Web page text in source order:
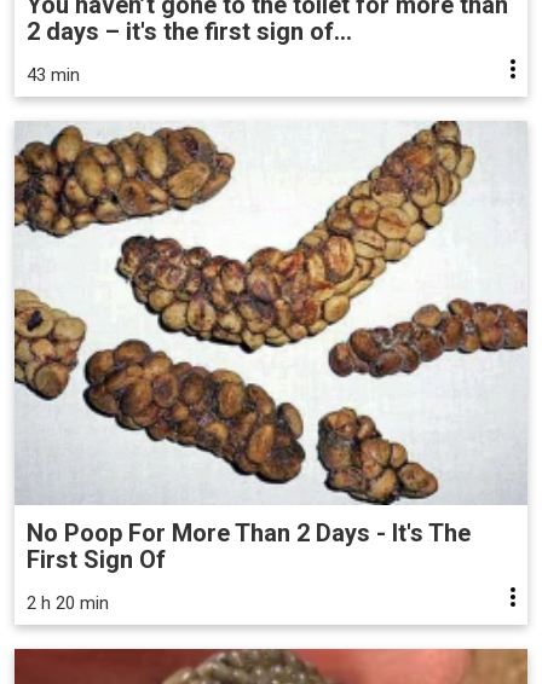
2 days – it's the first sign of...
43 min
No Poop For More Than 2 Days - It's The
First Sign Of
2 h 20 min